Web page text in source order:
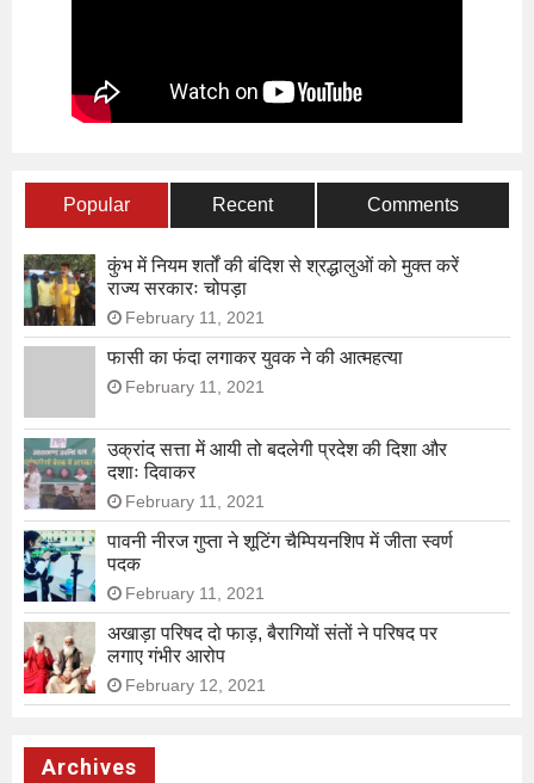
Popular Recent Comments
कुंभ में नियम शर्तों की बंदिश से श्रद्धालुओं को मुक्त करें
राज्य सरकारः चोपड़ा
February 11, 2021
फासी का फंदा लगाकर युवक ने की आत्महत्या
February 11, 2021
उक्रांद सत्ता में आयी तो बदलेगी प्रदेश की दिशा और
दशाः दिवाकर
February 11, 2021
पावनी नीरज गुप्ता ने शूटिंग चैम्पियनशिप में जीता स्वर्ण
पदक
February 11, 2021
अखाड़ा परिषद दो फाड़, बैरागियों संतों ने परिषद पर
लगाए गंभीर आरोप
February 12, 2021
Archives